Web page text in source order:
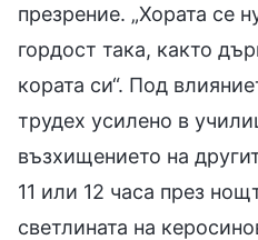
презрение. „Хората се
гордост така, както
кората си“. Под
трудех усилено в
възхищението на
11 или 12 часа през
светлината на